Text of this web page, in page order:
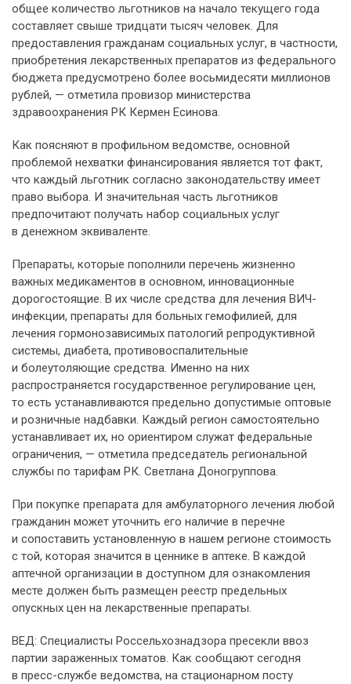
общее количество льготников на начало текущего года
составляет свыше тридцати тысяч человек. Для
предоставления гражданам социальных услуг, в частности,
приобретения лекарственных препаратов из федерального
бюджета предусмотрено более восьмидесяти миллионов
рублей, — отметила провизор министерства
здравоохранения РК Кермен Есинова.
Как поясняют в профильном ведомстве, основной
проблемой нехватки финансирования является тот факт,
что каждый льготник согласно законодательству имеет
право выбора. И значительная часть льготников
предпочитают получать набор социальных услуг
в денежном эквиваленте.
Препараты, которые пополнили перечень жизненно
важных медикаментов в основном, инновационные
дорогостоящие. В их числе средства для лечения ВИЧ-
инфекции, препараты для больных гемофилией, для
лечения гормонозависимых патологий репродуктивной
системы, диабета, противовоспалительные
и болеутоляющие средства. Именно на них
распространяется государственное регулирование цен,
то есть устанавливаются предельно допустимые оптовые
и розничные надбавки. Каждый регион самостоятельно
устанавливает их, но ориентиром служат федеральные
ограничения, — отметила председатель региональной
службы по тарифам РК. Светлана Доногруппова.
При покупке препарата для амбулаторного лечения любой
гражданин может уточнить его наличие в перечне
и сопоставить установленную в нашем регионе стоимость
с той, которая значится в ценнике в аптеке. В каждой
аптечной организации в доступном для ознакомления
месте должен быть размещен реестр предельных
опускных цен на лекарственные препараты.
ВЕД: Специалисты Россельхознадзора пресекли ввоз
партии зараженных томатов. Как сообщают сегодня
в пресс-службе ведомства, на стационарном посту